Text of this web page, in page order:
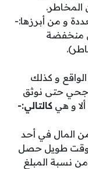
المخاطر.
و من أبرزها:-
منخفضة
و كذلك
حتى نوثق
و هي كالتالي:-
المال في أحد
عام2006م،و بعد وقت طويل حصل
جداً وصل إلى نسبة 70% من نسبة المبلغ